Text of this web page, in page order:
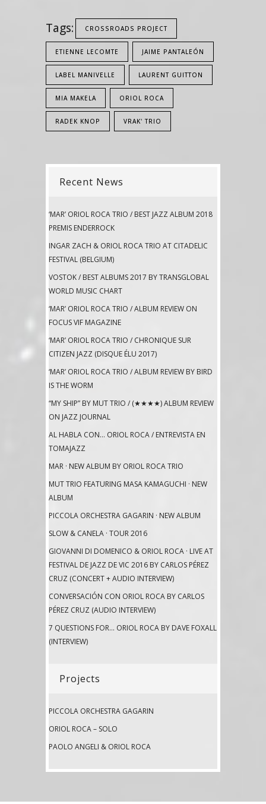
Tags: CROSSROADS PROJECT
ETIENNE LECOMTE JAIME PANTALEÓN
LABEL MANIVELLE LAURENT GUITTON
MIA MAKELA ORIOL ROCA
RADEK KNOP VRAK' TRIO
Recent News
‘MAR’ ORIOL ROCA TRIO / BEST JAZZ ALBUM 2018
PREMIS ENDERROCK
INGAR ZACH & ORIOL ROCA TRIO AT CITADELIC
FESTIVAL (BELGIUM)
VOSTOK / BEST ALBUMS 2017 BY TRANSGLOBAL
WORLD MUSIC CHART
‘MAR’ ORIOL ROCA TRIO / ALBUM REVIEW ON
FOCUS VIF MAGAZINE
‘MAR’ ORIOL ROCA TRIO / CHRONIQUE SUR
CITIZEN JAZZ (DISQUE ÉLU 2017)
‘MAR’ ORIOL ROCA TRIO / ALBUM REVIEW BY BIRD
IS THE WORM
“MY SHIP” BY MUT TRIO / (★★★★) ALBUM REVIEW
ON JAZZ JOURNAL
AL HABLA CON… ORIOL ROCA / ENTREVISTA EN
TOMAJAZZ
MAR · NEW ALBUM BY ORIOL ROCA TRIO
MUT TRIO FEATURING MASA KAMAGUCHI · NEW
ALBUM
PICCOLA ORCHESTRA GAGARIN · NEW ALBUM
SLOW & CANELA · TOUR 2016
GIOVANNI DI DOMENICO & ORIOL ROCA · LIVE AT
FESTIVAL DE JAZZ DE VIC 2016 BY CARLOS PÉREZ
CRUZ (CONCERT + AUDIO INTERVIEW)
CONVERSACIÓN CON ORIOL ROCA BY CARLOS
PÉREZ CRUZ (AUDIO INTERVIEW)
7 QUESTIONS FOR… ORIOL ROCA BY DAVE FOXALL
(INTERVIEW)
Projects
PICCOLA ORCHESTRA GAGARIN
ORIOL ROCA – SOLO
PAOLO ANGELI & ORIOL ROCA